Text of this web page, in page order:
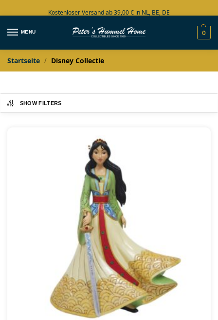
Kostenloser Versand ab 39,00 € in NL, BE, DE
Große Auswahl auf Lager
MENU 0
Startseite / Disney Collectie
SHOW FILTERS